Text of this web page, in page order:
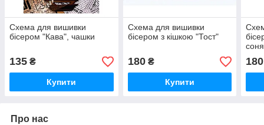
Схема для вишивки
бісером "Кава", чашки
135 ₴
Купити
Схема для вишивки
бісером з кішкою "Тост"
180₴
Купити
180
Про нас